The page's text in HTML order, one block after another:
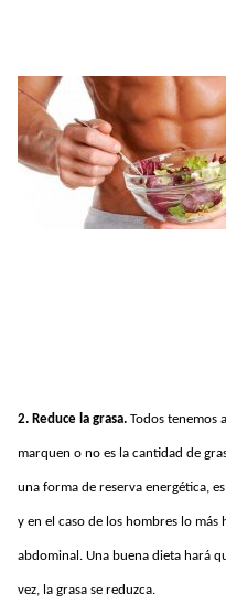
2. Reduce la grasa. Todos tenemos
marquen o no es la cantidad de
una forma de reserva energética,
y en el caso de los hombres lo más
abdominal. Una buena dieta hará
vez, la grasa se reduzca.